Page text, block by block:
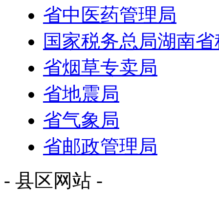
省中医药管理局
国家税务总局湖南
省烟草专卖局
省地震局
省气象局
省邮政管理局
- 县区网站 -